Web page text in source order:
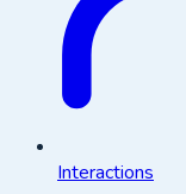
Interactions